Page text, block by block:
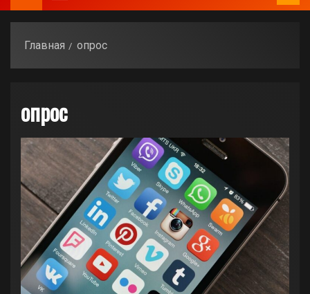
Главная опрос
опрос